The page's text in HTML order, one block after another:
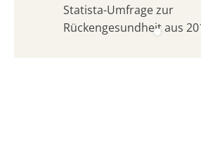
Statista-Umfrage zur
Rückengesundheit aus